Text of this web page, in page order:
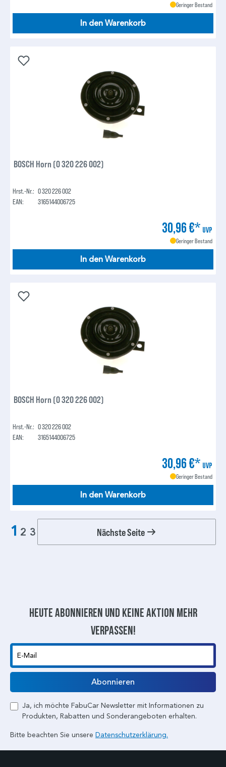
Geringer Bestand
In den Warenkorb
BOSCH Horn (0 320 226 002)
Hrst.-Nr.: 0 320 226 002
EAN:
3165144006725
30,96 €* UVP
Geringer Bestand
In den Warenkorb
BOSCH Horn (0 320 226 002)
Hrst.-Nr.: 0 320 226 002
EAN:
3165144006725
30,96 €* UVP
Geringer Bestand
In den Warenkorb
1 2 3 Nächste Seite
Heute abonnieren und keine aktion mehr
verpassen!
E-Mail
Abonnieren
Ja, ich möchte FabuCar Newsletter mit Informationen zu
Produkten, Rabatten und Sonderangeboten erhalten.
Bitte beachten Sie unsere Datenschutzerklärung.